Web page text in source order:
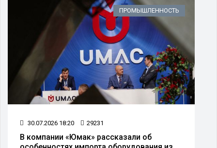
ПРОМЫШЛЕННОСТЬ
30.07.2026 18:20 29231
В компании «Юмак» рассказали об